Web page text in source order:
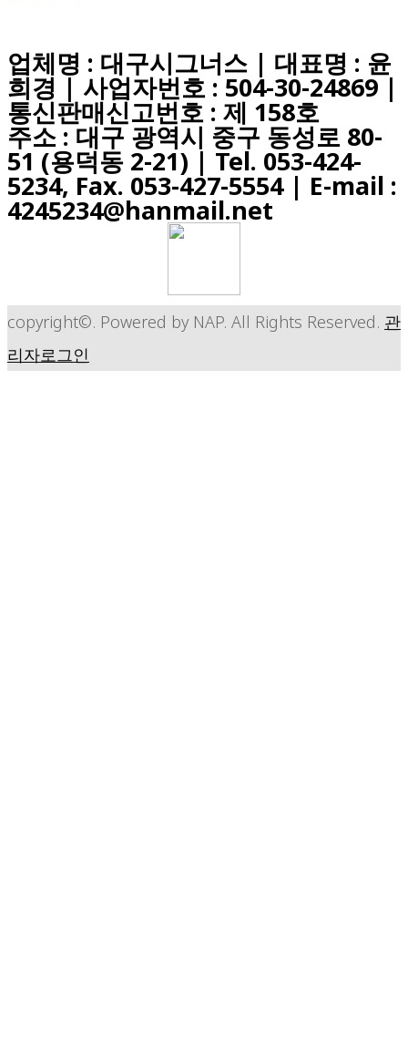
업체명 : 대구시그너스 | 대표명 : 윤
희경 | 사업자번호 : 504-30-24869 |
통신판매신고번호 : 제 158호
주소 : 대구 광역시 중구 동성로 80-
51 (용덕동 2-21) | Tel. 053-424-
5234, Fax. 053-427-5554| E-mail :
4245234@hanmail.net
copyright©. Powered by NAP. All Rights Reserved. 관
리자로그인